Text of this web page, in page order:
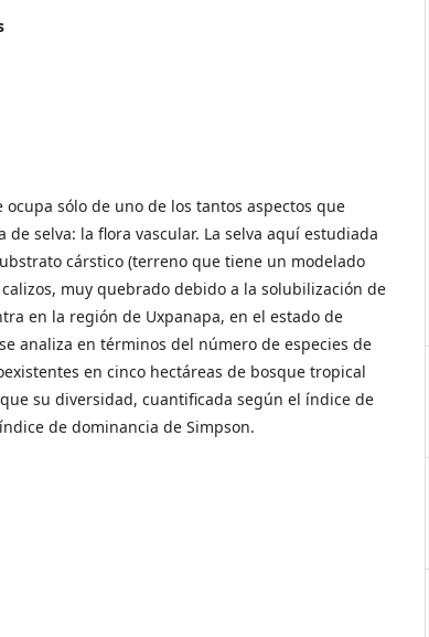
ocupa sólo de uno de los tantos aspectos que
de selva: la flora vascular. La selva aquí estudiada
cárstico (terreno que tiene un modelado
muy quebrado debido a la solubilización de
en la región de Uxpanapa, en el estado de
analiza en términos del número de especies de
en cinco hectáreas de bosque tropical
su diversidad, cuantificada según el índice de
de dominancia de Simpson.